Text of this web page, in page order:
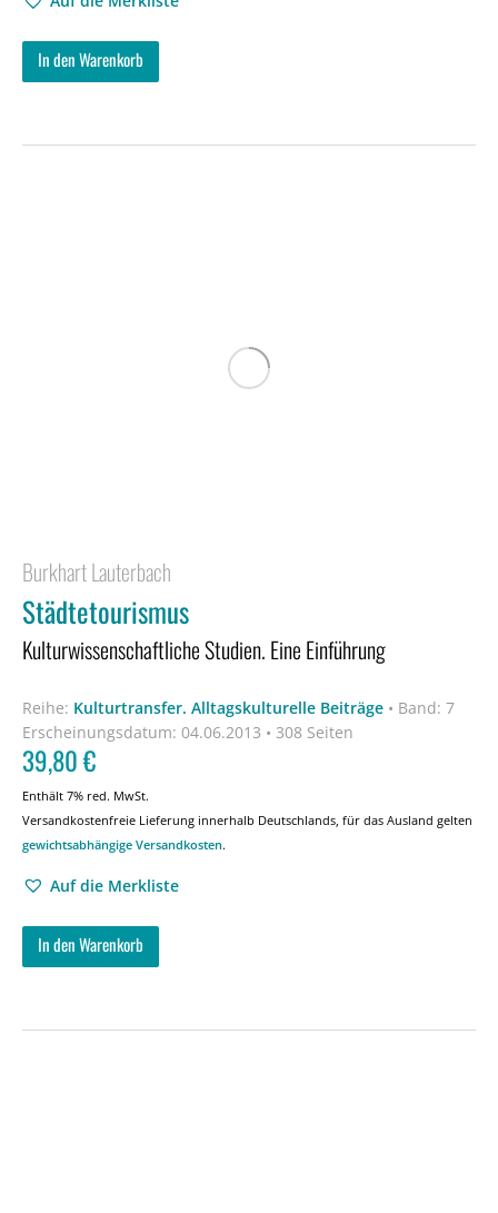
In den Warenkorb
Burkhart Lauterbach
Städtetourismus
Kulturwissenschaftliche Studien. Eine Einführung
Reihe: Kulturtransfer. Alltagskulturelle Beiträge • Band: 7
Erscheinungsdatum: 04.06.2013 • 308 Seiten
39,80€
Enthält 7% red. MwSt.
Versandkostenfreie Lieferung innerhalb Deutschlands, für das Ausland gelten
gewichtsabhängige Versandkosten.
Auf die Merkliste
In den Warenkorb